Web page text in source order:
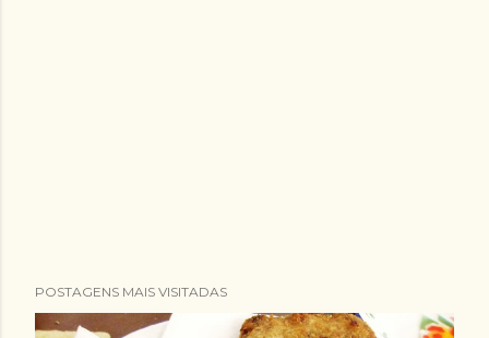
POSTAGENS MAIS VISITADAS